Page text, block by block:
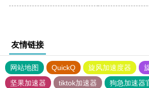
友情链接
网站地图 QuickQ 旋风加速度器
坚果加速器
tiktok加速器
狗急加速器